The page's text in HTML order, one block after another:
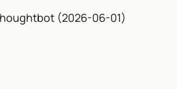
(2026-06-01)